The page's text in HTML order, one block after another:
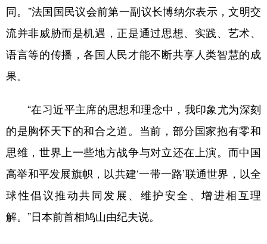
同。”法国国民议会前第一副议长博纳尔表示，文明交
流并非威胁而是机遇，正是通过思想、实践、艺术、
语言等的传播，各国人民才能不断共享人类智慧的成
果。
“在习近平主席的思想和理念中，我印象尤为深刻
的是胸怀天下的和合之道。当前，部分国家抱有零和
思维，世界上一些地方战争与对立还在上演。而中国
高举和平发展旗帜，以共建‘一带一路’联通世界，以全
球性倡议推动共同发展、维护安全、增进相互理
解。”日本前首相鸠山由纪夫说。